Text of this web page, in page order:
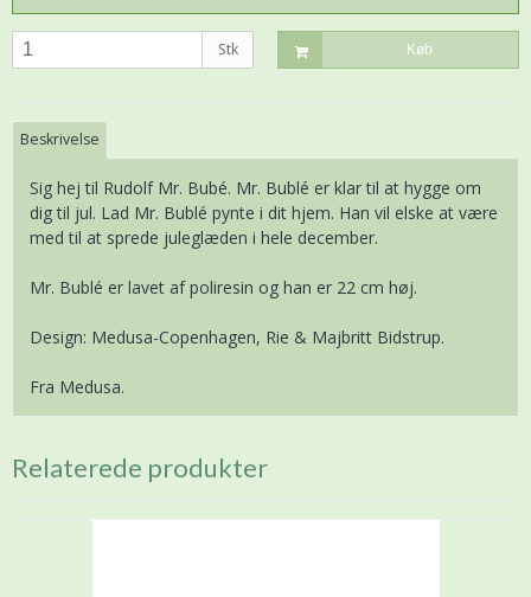
Stk Køb
Beskrivelse
Sig hej til Rudolf Mr. Bubé. Mr. Bublé er klar til at hygge om
dig til jul. Lad Mr. Bublé pynte i dit hjem. Han vil elske at være
med til at sprede juleglæden i hele december.
Mr. Bublé er lavet af poliresin og han er 22 cm høj.
Design: Medusa-Copenhagen, Rie & Majbritt Bidstrup.
Fra Medusa.
Relaterede produkter